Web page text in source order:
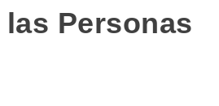
Personas